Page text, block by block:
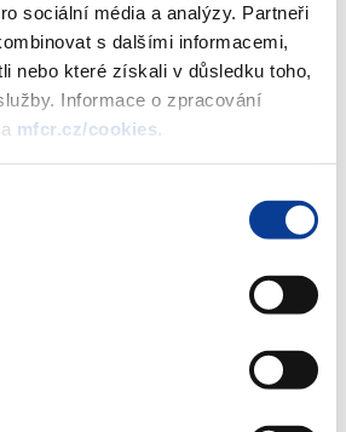
sociální média a analýzy. Partneři
s dalšími informacemi,
nebo které získali v důsledku toho,
Informace o zpracování
mfcr.cz/cookies.
o vydání 11. tranše
spořicího státního
2020 formou